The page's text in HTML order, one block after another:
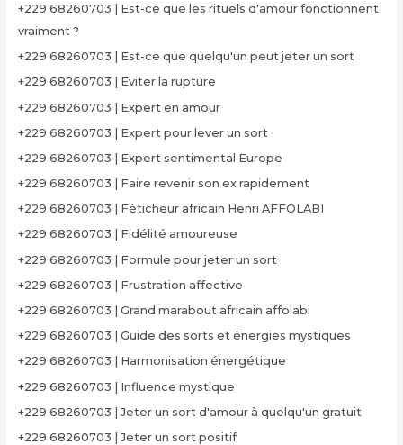
+229 68260703 | Est-ce que les rituels d'amour fonctionnent
vraiment ?
+229 68260703 | Est-ce que quelqu'un peut jeter un sort
+229 68260703 | Eviter la rupture
+229 68260703 | Expert en amour
+229 68260703 | Expert pour lever un sort
+229 68260703 | Expert sentimental Europe
+229 68260703 | Faire revenir son ex rapidement
+229 68260703 | Féticheur africain Henri AFFOLABI
+229 68260703 | Fidélité amoureuse
+229 68260703 | Formule pour jeter un sort
+229 68260703 | Frustration affective
+229 68260703 | Grand marabout africain affolabi
+229 68260703 | Guide des sorts et énergies mystiques
+229 68260703 | Harmonisation énergétique
+229 68260703 | Influence mystique
+229 68260703 | Jeter un sort d'amour à quelqu'un gratuit
+229 68260703 | Jeter un sort positif